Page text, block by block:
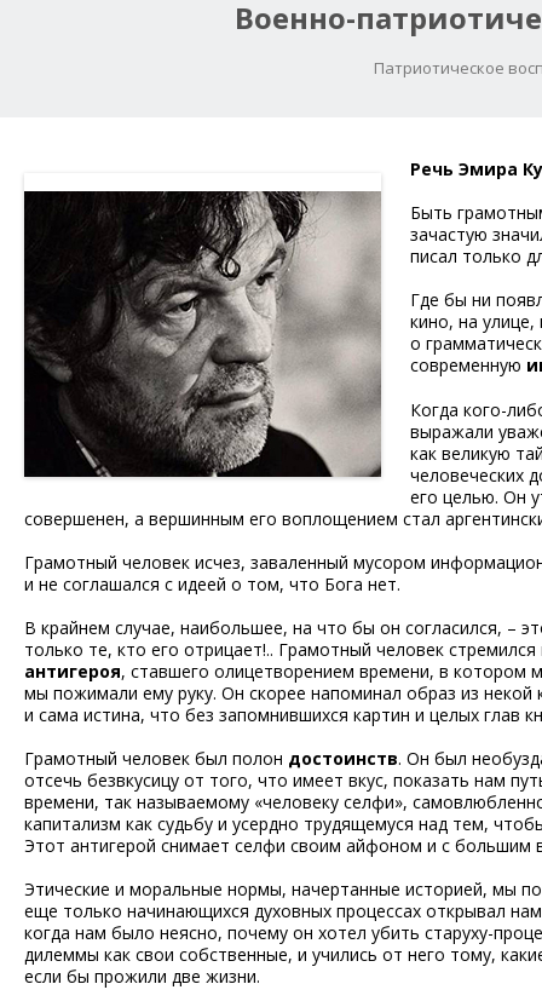
Военно-
Патриотическое
Речь Эмира
Быть
зачастую
писал только
Где бы ни
кино, на
о
современную
Когда кого-
выражали
как великую
человеческих
его целью. Он
совершенен, а вершинным его воплощением стал
Грамотный человек исчез, заваленный мусором
и не соглашался с идеей о том, что Бога нет.
В крайнем случае, наибольшее, на что бы он согласился, –
только те, кто его отрицает!.. Грамотный человек
антигероя, ставшего олицетворением времени, в котором
мы пожимали ему руку. Он скорее напоминал образ из некой
и сама истина, что без запомнившихся картин и целых глав
Грамотный человек был полон достоинств. Он был
отсечь безвкусицу от того, что имеет вкус, показать нам
времени, так называемому «человеку селфи»,
капитализм как судьбу и усердно трудящемуся над тем,
Этот антигерой снимает селфи своим айфоном и с
Этические и моральные нормы, начертанные историей, мы
еще только начинающихся духовных процессах открывал
когда нам было неясно, почему он хотел убить старуху-
дилеммы как свои собственные, и учились от него тому,
если бы прожили две жизни.